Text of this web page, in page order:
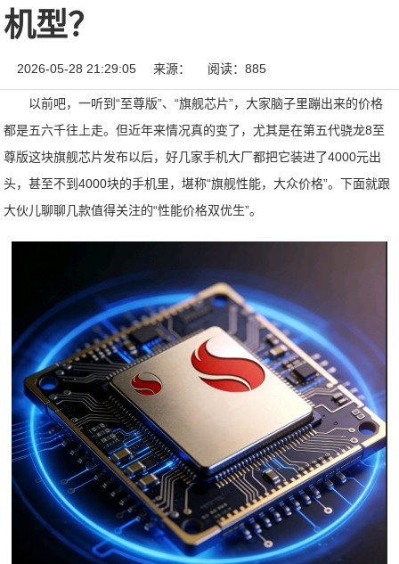
机型？
2026-05-28 21:29:05 来源： 阅读：885
以前吧，一听到“至尊版”、“旗舰芯片”，大家脑子里蹦出来的价格
都是五六千往上走。但近年来情况真的变了，尤其是在第五代骁龙8至
尊版这块旗舰芯片发布以后，好几家手机大厂都把它装进了4000元出
头，甚至不到4000块的手机里，堪称“旗舰性能，大众价格”。下面就跟
大伙儿聊聊几款值得关注的“性能价格双优生”。